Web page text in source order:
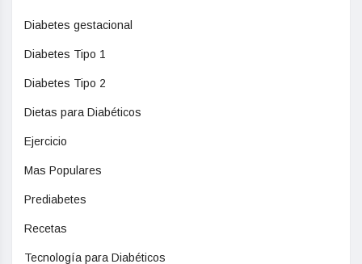
Diabetes gestacional
Diabetes Tipo 1
Diabetes Tipo 2
Dietas para Diabéticos
Ejercicio
Mas Populares
Prediabetes
Recetas
Tecnología para Diabéticos